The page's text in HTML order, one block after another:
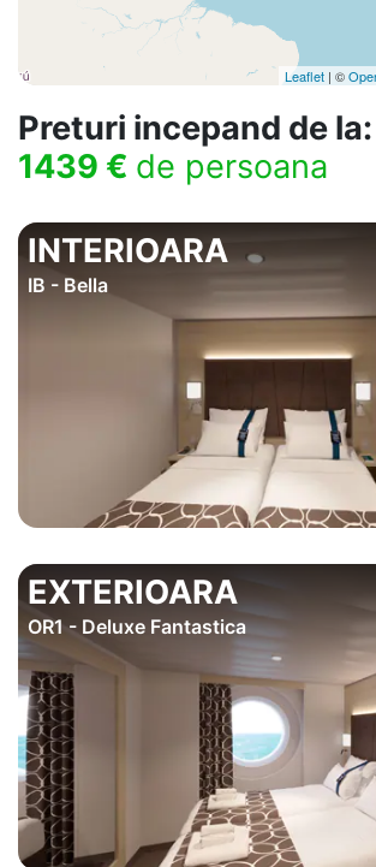
Leaflet | ©
Preturi incepand de la:
1439 € de persoana
INTERIOARA
IB - Bella
EXTERIOARA
OR1 - Deluxe Fantastica